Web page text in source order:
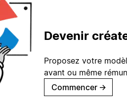
Devenir
Proposez votre
avant ou même
Commencer →